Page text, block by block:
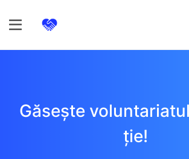
Găsește
ție!